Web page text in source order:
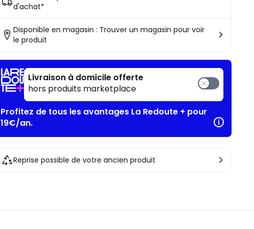
d'achat*
Disponible en magasin : Trouver un magasin pour voir
le produit
Livraison à domicile offerte
hors produits marketplace
Profitez de tous les avantages La Redoute + pour
19€/an.
Reprise possible de votre ancien produit